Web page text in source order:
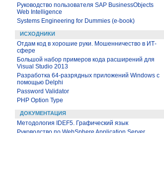
Руководство пользователя SAP BusinessObjects
Web Intelligence
Systems Engineering for Dummies (e-book)
ИСХОДНИКИ
Отдам код в хорошие руки. Мошенничество в ИТ-
сфере
Большой набор примеров кода расширений для
Visual Studio 2013
Разработка 64-разрядных приложений Windows с
помощью Delphi
Password Validator
PHP Option Type
ДОКУМЕНТАЦИЯ
Методология IDEF5. Графический язык
Руководство по WebSphere Application Server